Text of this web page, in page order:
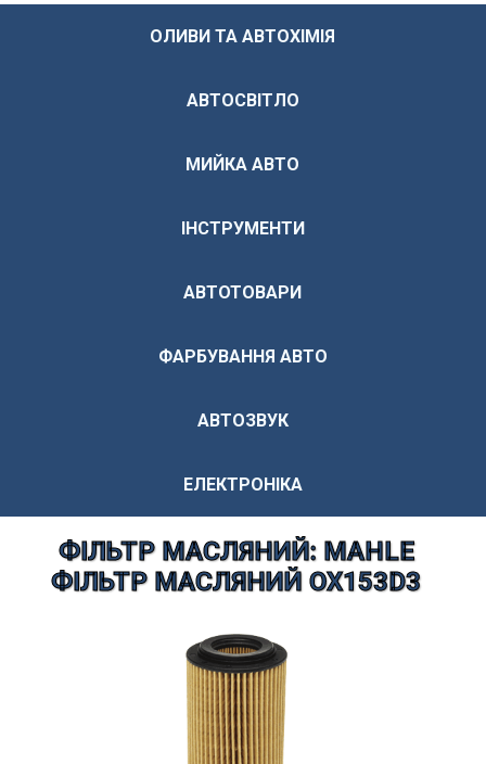
ОЛИВИ ТА АВТОХІМІЯ
АВТОСВІТЛО
МИЙКА АВТО
ІНСТРУМЕНТИ
АВТОТОВАРИ
ФАРБУВАННЯ АВТО
АВТОЗВУК
ЕЛЕКТРОНІКА
ФІЛЬТР МАСЛЯНИЙ: MAHLE
ФІЛЬТР МАСЛЯНИЙ OX153D3